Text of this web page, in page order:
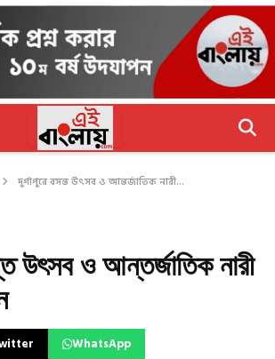
দুর্গাপুরে বসন্ত উৎসব ও আন্তর্জাতিক নারী...
উৎসব ও আন্তর্জাতিক নারী
WhatsApp